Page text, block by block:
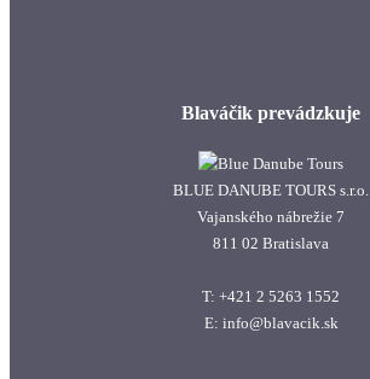
Blaváčik prevádzkuje
BLUE DANUBE TOURS s.r.o.
Vajanského nábrežie 7
811 02 Bratislava
T: +421 2 5263 1552
E: info@blavacik.sk